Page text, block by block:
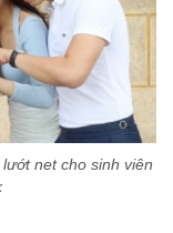
net cho sinh viên